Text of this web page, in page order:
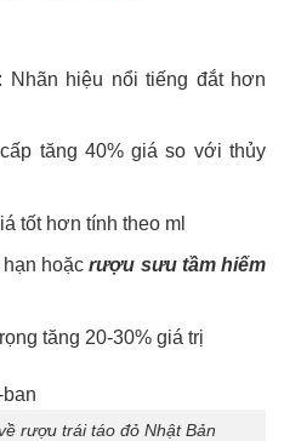
: Nhãn hiệu nổi tiếng đắt hơn
tăng 40% giá so với thủy
tốt hơn tính theo ml
hạn hoặcrượu sưu tầm hiếm
tăng 20-30% giá trị
rượu trái táo đỏ Nhật Bản